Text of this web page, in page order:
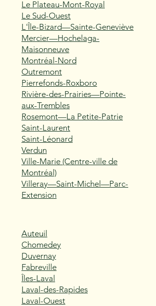
Le Plateau-Mont-Royal
Le Sud-Ouest
L'Île-Bizard—Sainte-Geneviève
Mercier—Hochelaga-
Maisonneuve
Montréal-Nord
Outremont
Pierrefonds-Roxboro
Rivière-des-Prairies—Pointe-
aux-Trembles
Rosemont—La Petite-Patrie
Saint-Laurent
Saint-Léonard
Verdun
Ville-Marie (Centre-ville de
Montréal)
Villeray—Saint-Michel—Parc-
Extension
Auteuil
Chomedey
Duvernay
Fabreville
Îles-Laval
Laval-des-Rapides
Laval-Ouest